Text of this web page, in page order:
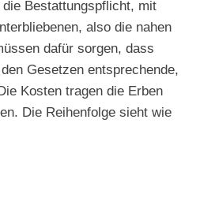
Bestattungspflicht, mit
also die nahen
dafür sorgen, dass
Gesetzen entsprechende,
Kosten tragen die Erben
Die Reihenfolge sieht wie